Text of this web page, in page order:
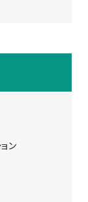
ン